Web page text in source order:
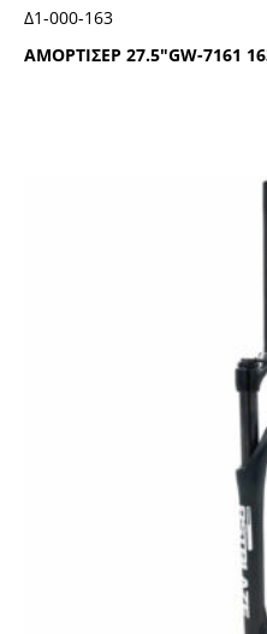
ΑΜΟΡΤΙΣΕΡ 27.5″GW-7161
Δ1-000-163